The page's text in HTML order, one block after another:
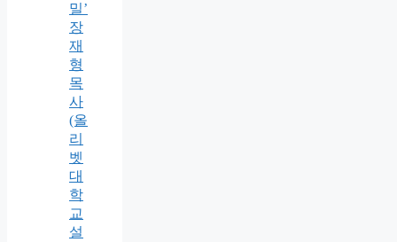
밀’
장
재
형
목
사
(올
리
벳
대
학
교
설